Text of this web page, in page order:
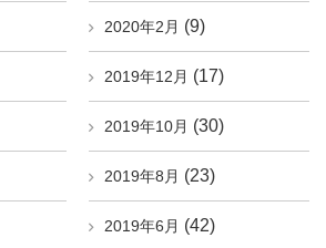
2020年2月 (9)
2019年12月 (17)
2019年10月 (30)
2019年8月 (23)
2019年6月 (42)